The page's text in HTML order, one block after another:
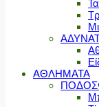
ΑΘΛΗΜΑΤΑ